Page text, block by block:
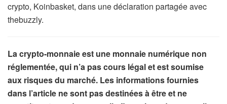
crypto, Koinbasket, dans une déclaration partagée avec
thebuzzly.
La crypto-monnaie est une monnaie numérique non
réglementée, qui n’a pas cours légal et est soumise
aux risques du marché. Les informations fournies
dans l’article ne sont pas destinées à être et ne